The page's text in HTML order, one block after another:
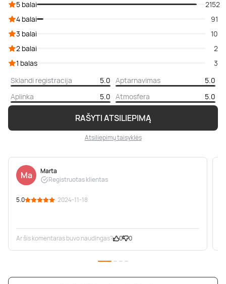
RAŠYTI ATSILIEPIMĄ
Atsiliepimų taisyklės
5 balai
2152
4 balai
91
3 balai
10
2 balai
2
1 balas
3
Sklandi registracija
5.0 Aptarnavimas
5.0
Aplinka
5.0 Atmosfera 5.0
Ma
Marta
Registruotas klientas
5.0 · 2024-11-18
Ar šis komentaras buvo naudingas? 0 0